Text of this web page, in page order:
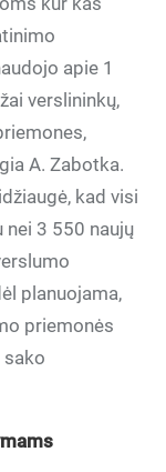
apie 1
verslininkų,
A. Zabotka.
kad visi
nei 3 550 naujų
planuojama,
priemonės
sako